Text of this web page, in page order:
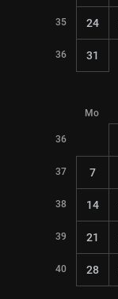
35 24
36 31
Mo
36
37 7
38 14
39 21
40 28